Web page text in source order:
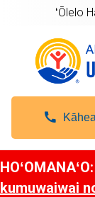
ʻŌlelo
HOʻOMANAʻO:
kumuwaiwai